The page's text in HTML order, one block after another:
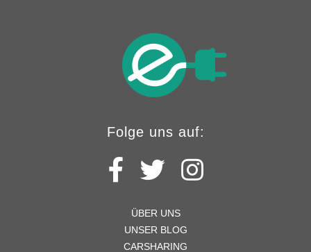
Folge uns auf:
ÜBER UNS
UNSER BLOG
CARSHARING